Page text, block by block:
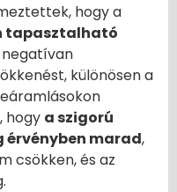
hogy a
tapasztalható
negatívan
különösen a
hogy a szigorú
marad,
csökken, és az